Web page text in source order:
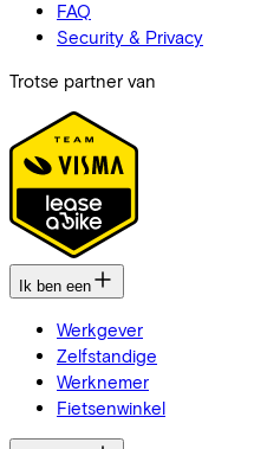
FAQ
Security & Privacy
Trotse partner van
Ik ben een
Werkgever
Zelfstandige
Werknemer
Fietsenwinkel